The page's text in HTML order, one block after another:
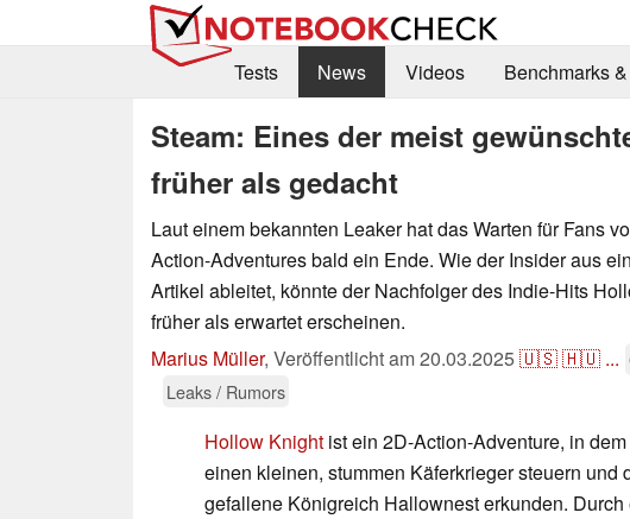
Tests
News Videos Benchmarks
Steam: Eines der meist
früher als gedacht
Laut einem bekannten Leaker hat das Warten für Fans
Action-Adventures bald ein Ende. Wie der Insider aus
Artikel ableitet, könnte der Nachfolger des Indie-Hits
früher als erwartet erscheinen.
Marius Müller, Veröffentlicht am20.03.2025🇺🇸🇭🇺 ...
Leaks / Rumors
Hollow Knight ist ein 2D-Action-Adventure, in
einen kleinen, stummen Käferkrieger steuern und
gefallene Königreich Hallownest erkunden. Durch